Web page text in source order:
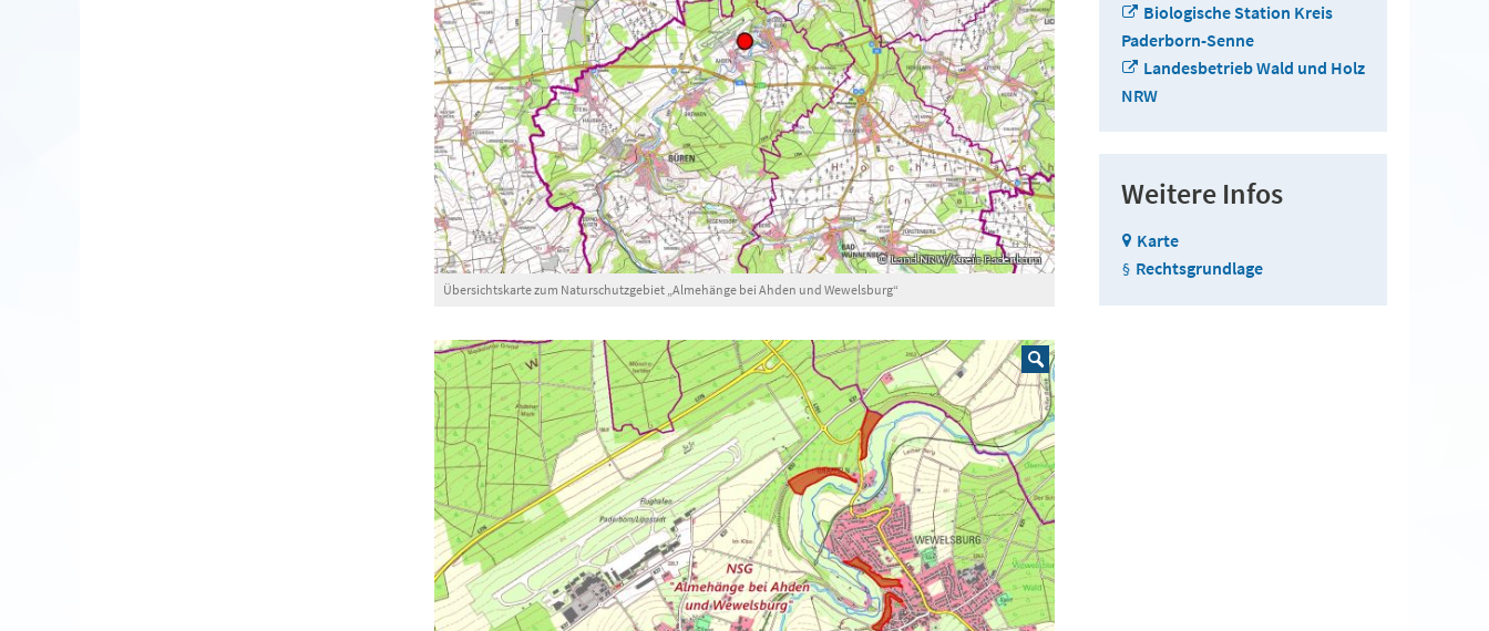
Übersichtskarte zum Naturschutzgebiet „Almehänge bei Ahden und Wewelsburg“
Biologische Station Kreis
Paderborn-Senne
Landesbetrieb Wald und Holz
NRW
Weitere Infos
Karte
Rechtsgrundlage